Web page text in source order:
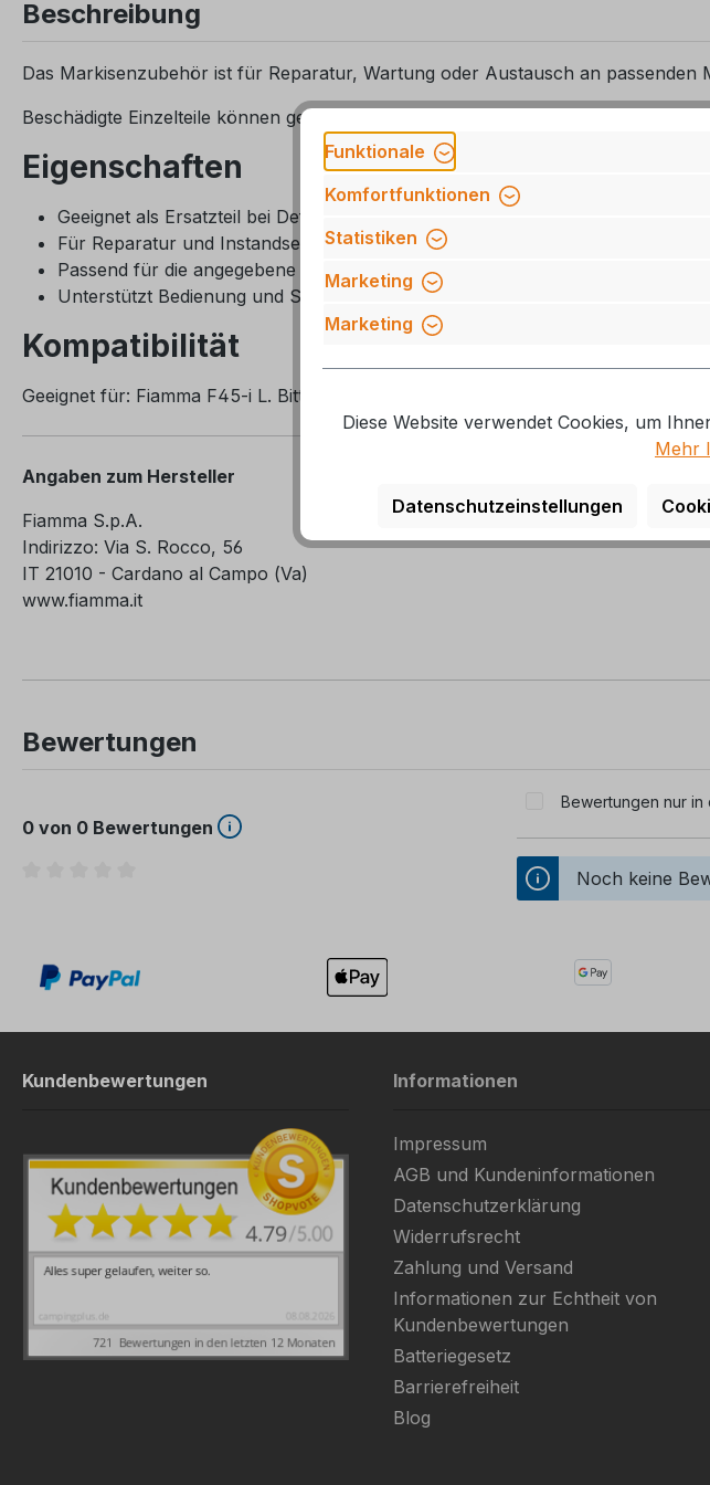
Beschreibung
Das Markisenzubehör ist für Reparatur, Wartung oder Austausch an
Beschädigte Einzelteile können gezielt ersetzt werden, damit die Markise wieder
Eigenschaften
Geeignet als Ersatzteil bei Defekt oder Verschleiß
Für Reparatur und Instandsetzung von Markisen
Passend für die angegebene Markisenserie
Unterstützt Bedienung und Stabilität
Kompatibilität
Geeignet für: Fiamma F45-i L. Bitte gleichen Sie die Bezeichnung und die
Angaben zum Hersteller
Fiamma S.p.A.
Indirizzo: Via S. Rocco, 56
IT 21010 - Cardano al Campo (Va)
www.fiamma.it
Bewertungen
0 von 0 Bewertungen
Bewertungen nur
Noch keine
Kundenbewertungen Informationen
Impressum
AGB und Kundeninformationen
Datenschutzerklärung
Widerrufsrecht
Zahlung und Versand
Informationen zur Echtheit von
Kundenbewertungen
Batteriegesetz
Barrierefreiheit
Blog
Funktionale
Komfortfunktionen
Statistiken
Marketing
Marketing
Diese Website verwendet Cookies, um
Mehr
Datenschutzeinstellungen